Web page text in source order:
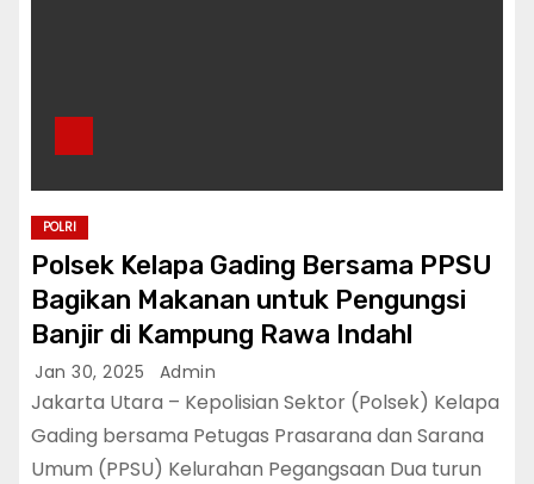
POLRI
Polsek Kelapa Gading Bersama PPSU
Bagikan Makanan untuk Pengungsi
Banjir di Kampung Rawa Indahl
Jan 30, 2025 Admin
Jakarta Utara – Kepolisian Sektor (Polsek) Kelapa
Gading bersama Petugas Prasarana dan Sarana
Umum (PPSU) Kelurahan Pegangsaan Dua turun